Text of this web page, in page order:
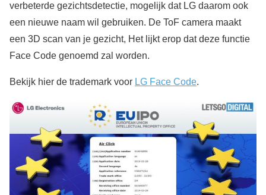
verbeterde gezichtsdetectie, mogelijk dat LG daarom ook
een nieuwe naam wil gebruiken. De ToF camera maakt
een 3D scan van je gezicht, Het lijkt erop dat deze functie
Face Code genoemd zal worden.
Bekijk hier de trademark voor LG Face Code.